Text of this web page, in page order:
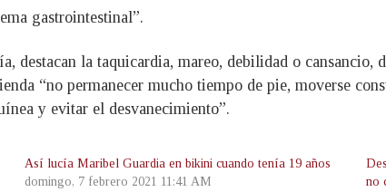
gastrointestinal”.
destacan la taquicardia, mareo, debilidad o
“no permanecer mucho tiempo de pie, moverse
y evitar el desvanecimiento”.
Así lucía Maribel Guardia en bikini cuando tenía 19 años
domingo, 7 febrero 2021 11:41 AM
no